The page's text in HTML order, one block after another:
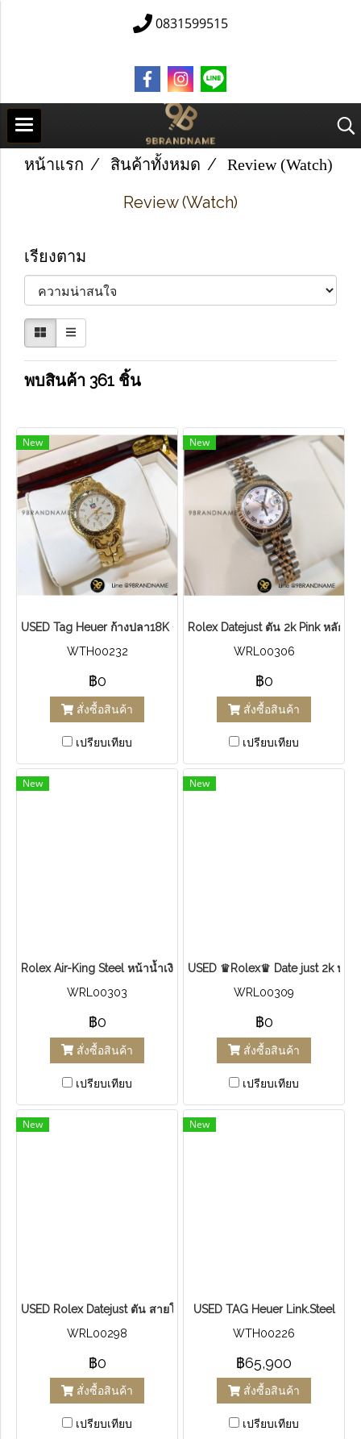
0831599515
หน้าแรก สินค้าทั้งหมด Review (Watch)
Review (Watch)
เรียงตาม
พบสินค้า 361 ชิ้น
New
U​S​E​D​ T​ag Heuer ก้างปลา18K ขอบทอง หน้า ครีม
WTH00232
฿0
สั่งซื้อสินค้า
เปรียบเทียบ
New
Rolex Datejust ตัน 2k Pink หลักโ
WRL00306
฿0
สั่งซื้อสินค้า
เปรียบเทียบ
New
Rolex Air-King Steel หน้าน้ำเงิน หลักขีดสภาพดี
WRL00303
฿0
สั่งซื้อสินค้า
เปรียบเทียบ
New
USED ♛Rolex♛ Date just​ 2k​ หน้
WRL00309
฿0
สั่งซื้อสินค้า
เปรียบเทียบ
New
USED R​olex Datejust ตัน​ สายโปรง​ 2k​ หน้าดำ​ หลักเพชร​
WRL00298
฿0
สั่งซื้อสินค้า
เปรียบเทียบ
New
U​S​E​D​ T​AG Heuer Link.​Steel
WTH00226
฿65,900
สั่งซื้อสินค้า
เปรียบเทียบ